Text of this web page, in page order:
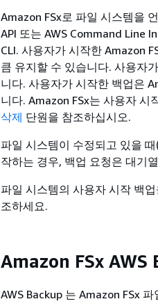
Amazon FSx로 파일 시스템을
API 또는 AWS Command Line
CLI. 사용자가 시작한 Amazon
큼 유지할 수 있습니다. 사용자
니다. 사용자가 시작한 백업은
니다. Amazon FSx는 사용자 시
삭제 단원을 참조하십시오.
파일 시스템이 수정되고 있을
작하는 경우, 백업 요청은 대기
파일 시스템의 사용자 시작 백
조하세요.
Amazon FSx AWS
AWS Backup 는 Amazon FSx